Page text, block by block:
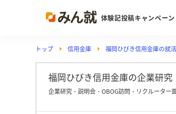
体験記投稿キャンペーン
Post
投稿する
ランキ
注目の
トップ 信用金庫 福岡ひびき信用金庫の就
福岡ひびき信用金庫の企業研究
企業研究・説明会・OBOG訪問・リクルーター